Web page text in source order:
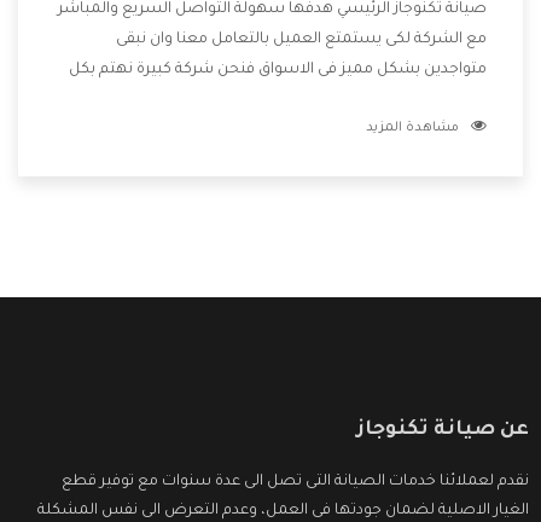
صيانة تكنوجاز الرئيسي هدفها سهولة التواصل السريع والمباشر
مع الشركة لكى يستمتع العميل بالتعامل معنا وان نبقى
متواجدين بشكل مميز فى الاسواق فنحن شركة كبيرة نهتم بكل
الشركة بها والتى تكون منها خدمة الصيانة التى تكون من أهم
مشاهدة المزيد
عن صيانة تكنوجاز
نقدم لعملائنا خدمات الصيانة التى تصل الى عدة سنوات مع توفير قطع
الغيار الاصلية لضمان جودتها فى العمل، وعدم التعرض الى نفس المشكلة